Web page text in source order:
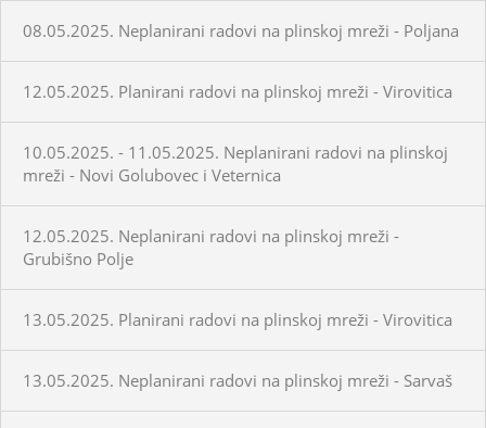
08.05.2025. Neplanirani radovi na plinskoj mreži - Poljana
12.05.2025. Planirani radovi na plinskoj mreži - Virovitica
10.05.2025. - 11.05.2025. Neplanirani radovi na plinskoj
mreži - Novi Golubovec i Veternica
12.05.2025. Neplanirani radovi na plinskoj mreži -
Grubišno Polje
13.05.2025. Planirani radovi na plinskoj mreži - Virovitica
13.05.2025. Neplanirani radovi na plinskoj mreži - Sarvaš